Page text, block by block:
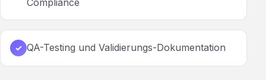
Compliance
✓ QA-Testing und Validierungs-Dokumentation